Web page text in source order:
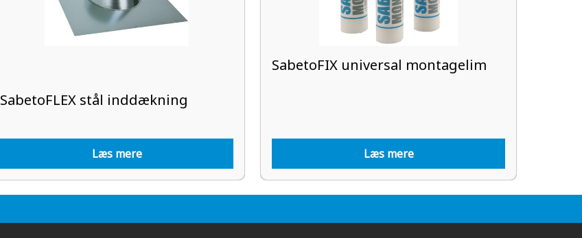
SabetoFLEX stål inddækning
Læs mere
SabetoFIX universal montagelim
Læs mere